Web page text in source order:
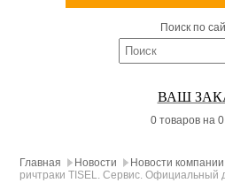
Поиск по
ВАШ
0 товаров на
Главная Новости Новости компании
ричтраки TISEL. Сервис. Официальный